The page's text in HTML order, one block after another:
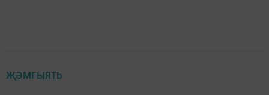
ҖӘМГЫЯТЬ